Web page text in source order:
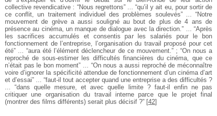
collective revendicative : “Nous regrettons” ... “qu’il y ait eu, pour sortir de
ce conflit, un traitement individuel des problèmes soulevés” ... “Notre
mouvement de grève a aussi souligné au bout de plus de 4 ans de
présence au cinéma, un manque de dialogue avec la direction.” ... “Après
les sacrifices accumulés et consentis par les salariés pour le bon
fonctionnement de l’entreprise, l’organisation du travail proposé pour cet
été” ... “aura été l’élément déclencheur de ce mouvement.” ; “On nous a
reproché de sous-estimer les difficultés financières du cinéma, que ce
n’était pas le bon moment” ... “On nous a aussi reproché de méconnaître
voire d’ignorer la spécificité attendue de fonctionnement d’un cinéma d’art
et d’essai” ... “faut-il tout accepter quand une entreprise a des difficultés ?
... “dans quelle mesure, et avec quelle limite ? faut-il enfin ne pas
critiquer une organisation du travail interne parce que le projet final
(montrer des films différents) serait plus décisif ?” [42]